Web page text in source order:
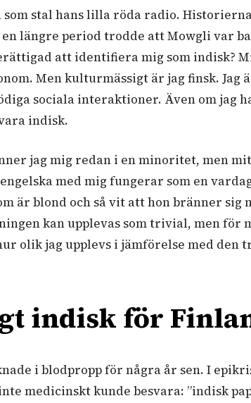
stal hans lilla röda radio.
längre period trodde att Mowgli var
att identifiera mig som indisk?
Men kulturmässigt är jag finsk. Jag
sociala interaktioner. Även om jag
indisk.
jag mig redan i en minoritet, men
med mig fungerar som en
är blond och så vit att hon bränner sig
kan upplevas som trivial, men för
olik jag upplevs i jämförelse med den
indisk för
i blodpropp för några år sen. I
medicinskt kunde besvara: ”indisk